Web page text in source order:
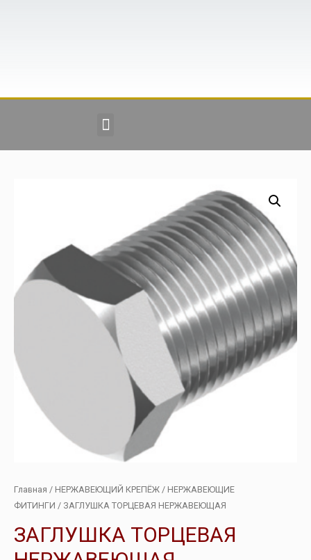
Главная / НЕРЖАВЕЮЩИЙ КРЕПЁЖ / НЕРЖАВЕЮЩИЕ
ФИТИНГИ / ЗАГЛУШКА ТОРЦЕВАЯ НЕРЖАВЕЮЩАЯ
ЗАГЛУШКА ТОРЦЕВАЯ